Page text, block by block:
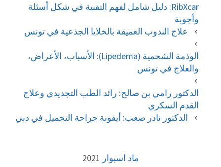
RibXcar: دليل شامل لفهم التقنية في شكل أسئلة
وأجوبة
علاج الندوب العميقة بالخلايا الجذعية في تونس
الوذمة الشحمية (Lipedema): الأسباب، الأعراض،
والعلاج في تونس
الدكتور رامي بن صالح: رائد الطب التجديدي وعلاج
القدم السكري
الدكتور نادر صعب: أيقونة جراحة التجميل في دبي
ماد اسبوار 2021